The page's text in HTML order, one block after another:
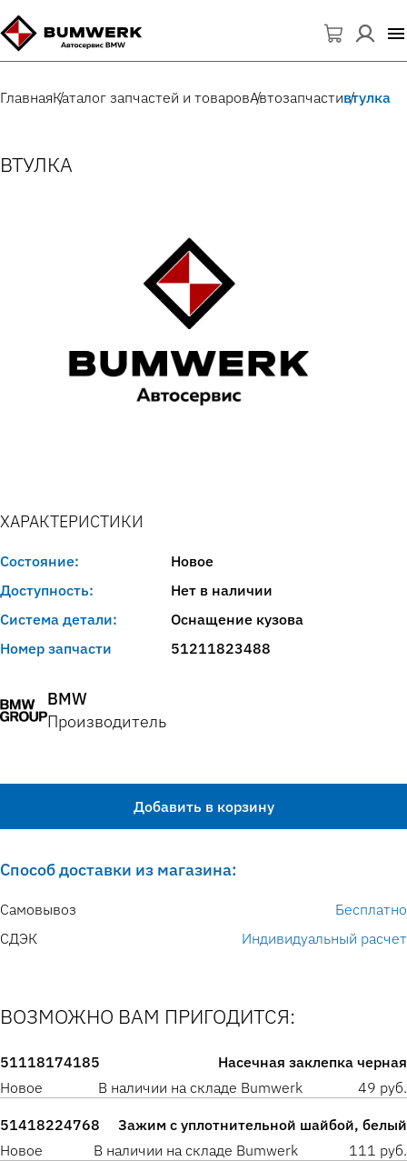
ГлавнаяКаталог запчастей и товаровАвтозапчастивтулка
ВТУЛКА
ХАРАКТЕРИСТИКИ
Состояние:
Новое
Доступность:
Нет в наличии
Система детали:
Оснащение кузова
Номер запчасти
51211823488
BMW
Производитель
Добавить в корзину
Способ доставки из магазина:
Самовывоз
Бесплатно
СДЭК
Индивидуальный расчет
ВОЗМОЖНО ВАМ ПРИГОДИТСЯ:
51118174185
Насечная заклепка черная
Новое
В наличии на складе Bumwerk 49 руб.
51418224768
Зажим с уплотнительной шайбой, белый
Новое
В наличии на складе Bumwerk 111 руб.